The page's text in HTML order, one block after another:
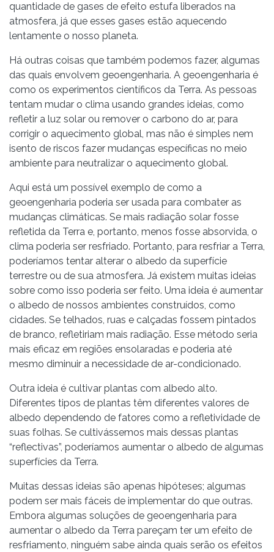
quantidade de gases de efeito estufa liberados na
atmosfera, já que esses gases estão aquecendo
lentamente o nosso planeta.
Há outras coisas que também podemos fazer, algumas
das quais envolvem geoengenharia. A geoengenharia é
como os experimentos científicos da Terra. As pessoas
tentam mudar o clima usando grandes ideias, como
refletir a luz solar ou remover o carbono do ar, para
corrigir o aquecimento global, mas não é simples nem
isento de riscos fazer mudanças específicas no meio
ambiente para neutralizar o aquecimento global.
Aqui está um possível exemplo de como a
geoengenharia poderia ser usada para combater as
mudanças climáticas. Se mais radiação solar fosse
refletida da Terra e, portanto, menos fosse absorvida, o
clima poderia ser resfriado. Portanto, para resfriar a Terra,
poderíamos tentar alterar o albedo da superfície
terrestre ou de sua atmosfera. Já existem muitas ideias
sobre como isso poderia ser feito. Uma ideia é aumentar
o albedo de nossos ambientes construídos, como
cidades. Se telhados, ruas e calçadas fossem pintados
de branco, refletiriam mais radiação. Esse método seria
mais eficaz em regiões ensolaradas e poderia até
mesmo diminuir a necessidade de ar-condicionado.
Outra ideia é cultivar plantas com albedo alto.
Diferentes tipos de plantas têm diferentes valores de
albedo dependendo de fatores como a refletividade de
suas folhas. Se cultivássemos mais dessas plantas
“reflectivas”, poderíamos aumentar o albedo de algumas
superfícies da Terra.
Muitas dessas ideias são apenas hipóteses; algumas
podem ser mais fáceis de implementar do que outras.
Embora algumas soluções de geoengenharia para
aumentar o albedo da Terra pareçam ter um efeito de
resfriamento, ninguém sabe ainda quais serão os efeitos